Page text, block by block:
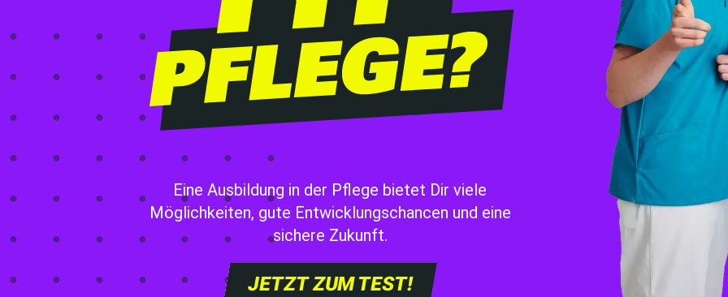
Eine Ausbildung in der Pflege bietet Dir viele
Möglichkeiten, gute Entwicklungschancen und eine
sichere Zukunft.
JETZT ZUM TEST!